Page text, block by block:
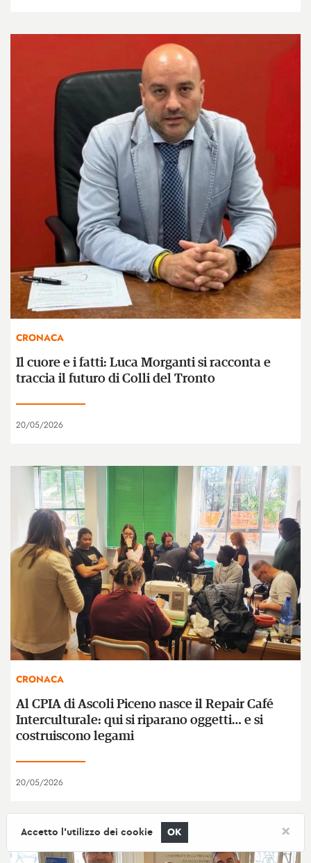
CRONACA
Il cuore e i fatti: Luca Morganti si racconta e
traccia il futuro di Colli del Tronto
20/05/2026
CRONACA
Al CPIA di Ascoli Piceno nasce il Repair Café
Interculturale: qui si riparano oggetti… e si
costruiscono legami
20/05/2026
Accetto l'utilizzo dei cookie OK ×